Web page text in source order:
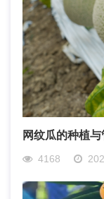
网纹瓜的种植
4168